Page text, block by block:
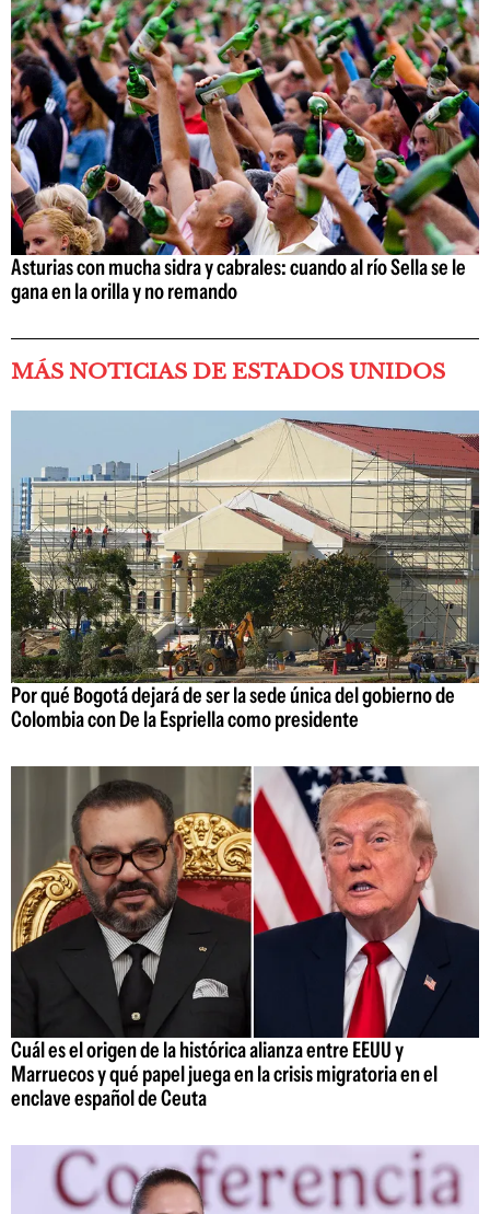
Asturias con mucha sidra y cabrales: cuando al río Sella se le
gana en la orilla y no remando
MÁS NOTICIAS DE ESTADOS UNIDOS
Por qué Bogotá dejará de ser la sede única del gobierno de
Colombia con De la Espriella como presidente
Cuál es el origen de la histórica alianza entre EEUU y
Marruecos y qué papel juega en la crisis migratoria en el
enclave español de Ceuta